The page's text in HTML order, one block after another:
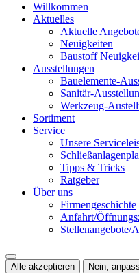
Willkommen
Aktuelles
Aktuelle
Neuigkeiten
Baustoff
Ausstellungen
Bauelemente-
Sanitär-
Werkzeug-
Sortiment
Service
Unsere
Tipps & Tricks
Ratgeber
Über uns
Firmengeschichte
Anfahrt/
Stellenangebote/
Alle akzeptieren Nein,